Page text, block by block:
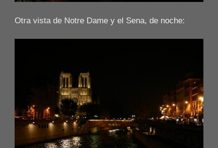
Otra vista de Notre Dame y el Sena, de noche: